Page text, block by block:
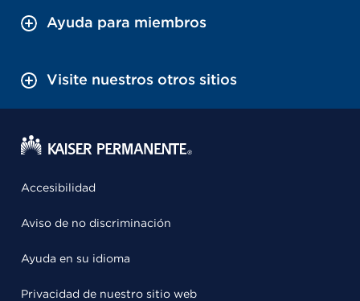
Ayuda para miembros
Visite nuestros otros sitios
Accesibilidad
Aviso de no discriminación
Ayuda en su idioma
Privacidad de nuestro sitio web